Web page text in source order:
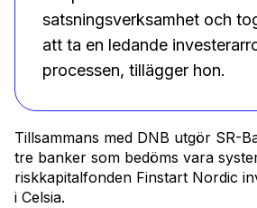
satsningsverksamhet och
att ta en ledande
processen, tillägger hon.
Tillsammans med DNB utgör SR-
tre banker som bedöms vara
riskkapitalfonden Finstart Nordic
i Celsia.